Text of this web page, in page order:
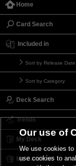
Home
Card Search
Included in
Sort by Release
Sort by Category
Deck Search
Trends
My Deck
My Card List
Our use of
We use cookies to
use cookies to